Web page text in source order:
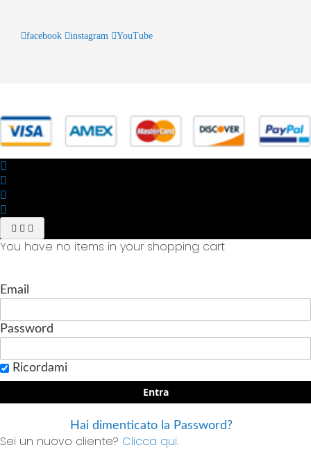
facebook instagram YouTube
You have no items in your shopping cart
Email
Password
Ricordami
Entra
Hai dimenticato la Password?
Sei un nuovo cliente? Clicca qui.